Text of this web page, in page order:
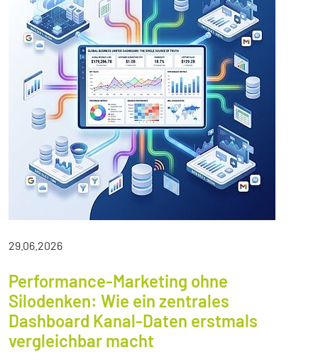
29.06.2026
Performance-Marketing ohne
Silodenken: Wie ein zentrales
Dashboard Kanal-Daten erstmals
vergleichbar macht